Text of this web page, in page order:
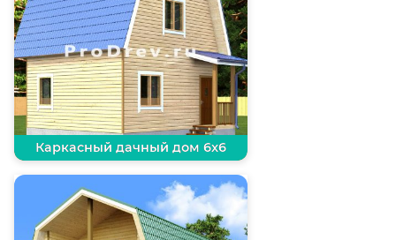
Каркасный дачный дом 6х6